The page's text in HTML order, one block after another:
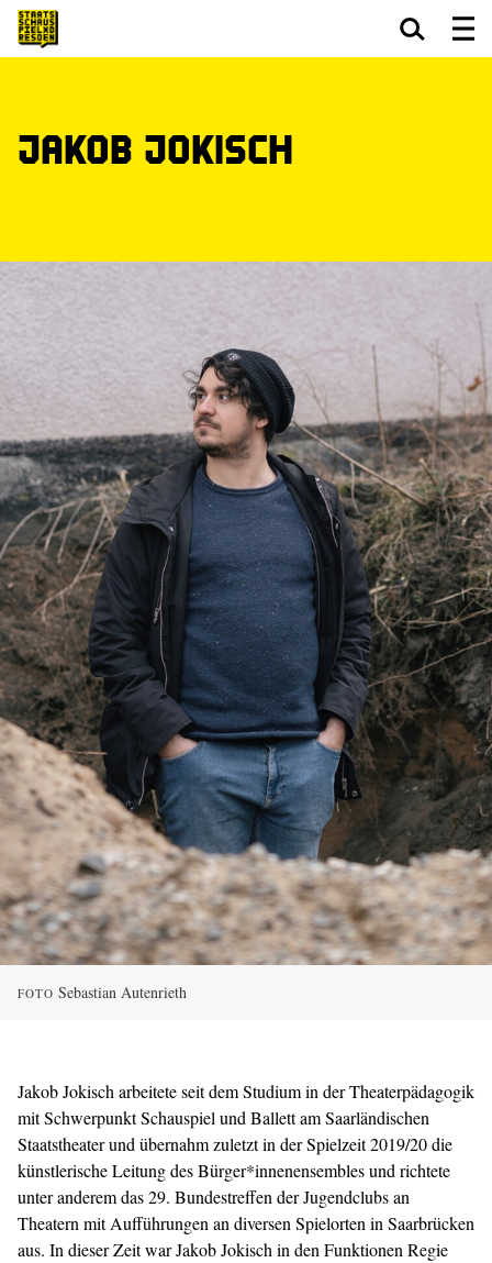
Jakob Jokisch
FOTO Sebastian Autenrieth
Jakob Jokisch arbeitete seit dem Studium in der Theaterpädagogik
mit Schwerpunkt Schauspiel und Ballett am Saarländischen
Staatstheater und übernahm zuletzt in der Spielzeit 2019/20 die
künstlerische Leitung des Bürger*innenensembles und richtete
unter anderem das 29. Bundestreffen der Jugendclubs an
Theatern mit Aufführungen an diversen Spielorten in Saarbrücken
aus. In dieser Zeit war Jakob Jokisch in den Funktionen Regie